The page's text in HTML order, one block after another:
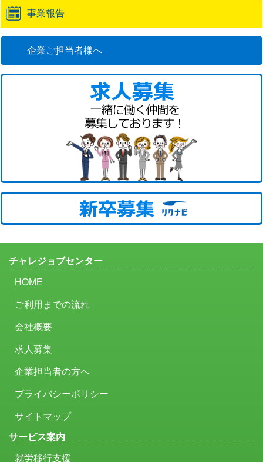
事業報告
企業ご担当者様へ
チャレジョブセンター
HOME
ご利用までの流れ
会社概要
求人募集
企業担当者の方へ
プライバシーポリシー
サイトマップ
サービス案内
就労移行支援